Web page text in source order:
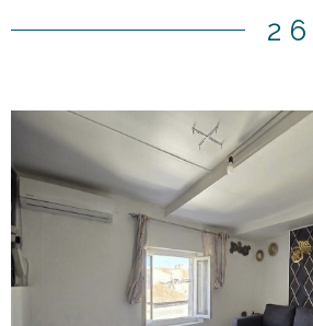
prévoir, cet appartement n'attend
bien affiche des charges mensuelles
taxe foncière de 1 100 euros. Contact
82 56 98 98 ou Agence - 04 91 47 56
sur les risques auxquels ce bien est
sur le site Géorisques
VOIR LE